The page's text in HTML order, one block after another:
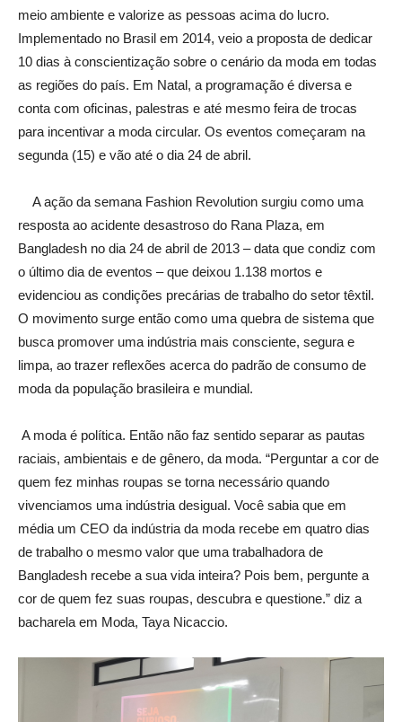
meio ambiente e valorize as pessoas acima do lucro.
Implementado no Brasil em 2014, veio a proposta de dedicar
10 dias à conscientização sobre o cenário da moda em todas
as regiões do país. Em Natal, a programação é diversa e
conta com oficinas, palestras e até mesmo feira de trocas
para incentivar a moda circular. Os eventos começaram na
segunda (15) e vão até o dia 24 de abril.
A ação da semana Fashion Revolution surgiu como uma
resposta ao acidente desastroso do Rana Plaza, em
Bangladesh no dia 24 de abril de 2013 – data que condiz com
o último dia de eventos –que deixou 1.138 mortos e
evidenciou as condições precárias de trabalho do setor têxtil.
O movimento surge então como uma quebra de sistema que
busca promover uma indústria mais consciente, segura e
limpa, ao trazer reflexões acerca do padrão de consumo de
moda da população brasileira e mundial.
A moda é política. Então não faz sentido separar as pautas
raciais, ambientais e de gênero, da moda. “Perguntar a cor de
quem fez minhas roupas se torna necessário quando
vivenciamos uma indústria desigual. Você sabia que em
média um CEO da indústria da moda recebe em quatro dias
de trabalho o mesmo valor que uma trabalhadora de
Bangladesh recebe a sua vida inteira? Pois bem, pergunte a
cor de quem fez suas roupas, descubra e questione.” diz a
bacharela em Moda, Taya Nicaccio.